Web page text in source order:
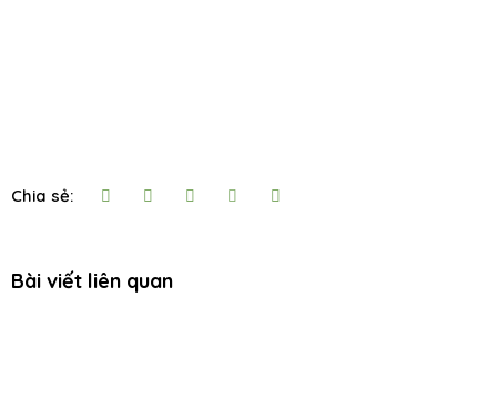
Chia sẻ:
Bài viết liên quan